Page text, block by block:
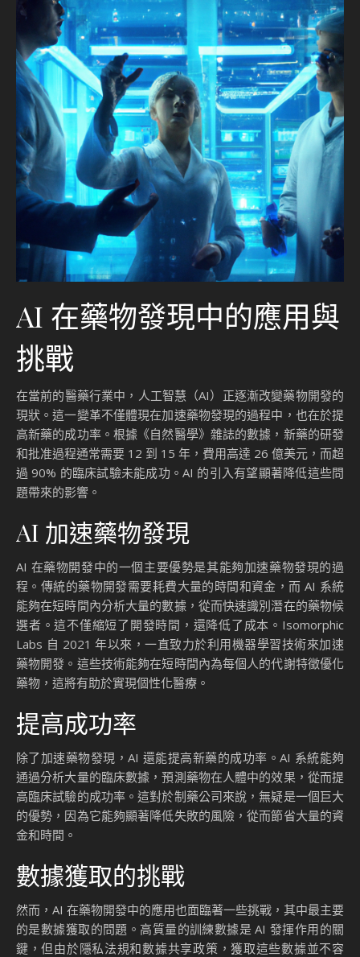
AI 在藥物發現中的應用與
挑戰
在當前的醫藥行業中，人工智慧（AI）正逐漸改變藥物開發的
現狀。這一變革不僅體現在加速藥物發現的過程中，也在於提
高新藥的成功率。根據《自然醫學》雜誌的數據，新藥的研發
和批准過程通常需要 12 到 15 年，費用高達 26 億美元，而超
過 90% 的臨床試驗未能成功。AI 的引入有望顯著降低這些問
題帶來的影響。
AI 加速藥物發現
AI 在藥物開發中的一個主要優勢是其能夠加速藥物發現的過
程。傳統的藥物開發需要耗費大量的時間和資金，而 AI 系統
能夠在短時間內分析大量的數據，從而快速識別潛在的藥物候
選者。這不僅縮短了開發時間，還降低了成本。Isomorphic
Labs 自 2021 年以來，一直致力於利用機器學習技術來加速
藥物開發。這些技術能夠在短時間內為每個人的代謝特徵優化
藥物，這將有助於實現個性化醫療。
提高成功率
除了加速藥物發現，AI 還能提高新藥的成功率。AI 系統能夠
通過分析大量的臨床數據，預測藥物在人體中的效果，從而提
高臨床試驗的成功率。這對於制藥公司來說，無疑是一個巨大
的優勢，因為它能夠顯著降低失敗的風險，從而節省大量的資
金和時間。
數據獲取的挑戰
然而，AI 在藥物開發中的應用也面臨著一些挑戰，其中最主要
的是數據獲取的問題。高質量的訓練數據是 AI 發揮作用的關
鍵，但由於隱私法規和數據共享政策，獲取這些數據並不容